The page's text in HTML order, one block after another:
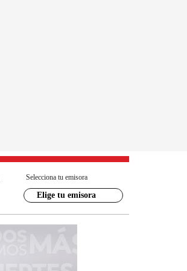
Selecciona tu emisora
Elige tu emisora